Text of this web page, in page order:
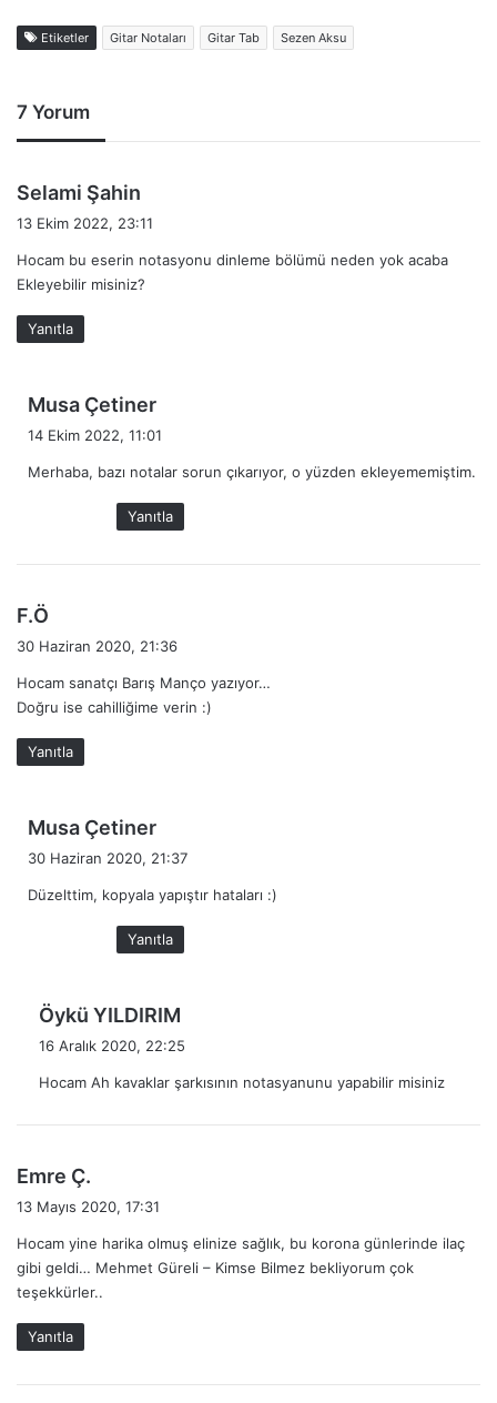
Etiketler Gitar Notaları Gitar Tab Sezen Aksu
7 Yorum
Selami Şahin
e
i
k
13 Ekim 2022, 23:11
Hocam bu eserin notasyonu dinleme bölümü neden yok acaba
Ekleyebilir misiniz?
Yanıtla
Musa Çetiner
e
i
k
i
14 Ekim 2022, 11:01
Merhaba, bazı notalar sorun çıkarıyor, o yüzden ekleyememiştim.
Yanıtla
F.Ö
i
k
i
:
30 Haziran 2020, 21:36
Hocam sanatçı Barış Manço yazıyor…
Doğru ise cahilliğime verin :)
Yanıtla
Musa Çetiner
e
i
k
i
30 Haziran 2020, 21:37
Düzelttim, kopyala yapıştır hataları :)
Yanıtla
Öykü YILDIRIM
e
i
16 Aralık 2020, 22:25
Hocam Ah kavaklar şarkısının notasyanunu yapabilir misiniz
Emre Ç.
e
i
k
i
13 Mayıs 2020, 17:31
Hocam yine harika olmuş elinize sağlık, bu korona günlerinde ilaç
gibi geldi… Mehmet Güreli – Kimse Bilmez bekliyorum çok
teşekkürler..
Yanıtla